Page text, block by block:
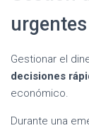
urgentes
Gestionar el
decisiones
económico.
Durante una